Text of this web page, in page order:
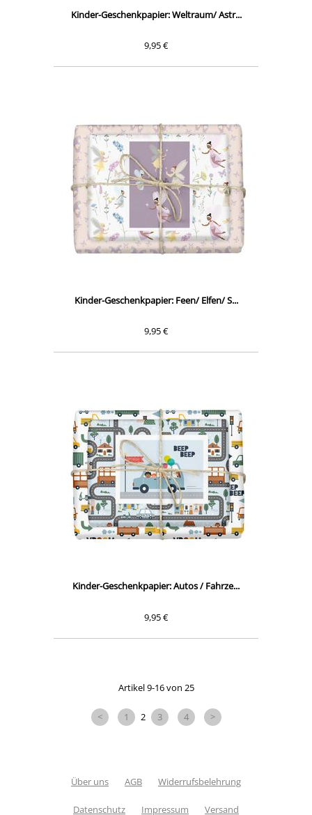
Kinder-Geschenkpapier: Weltraum/ Astr...
9,95 €
Kinder-Geschenkpapier: Feen/ Elfen/ S...
9,95 €
Kinder-Geschenkpapier: Autos / Fahrze...
9,95 €
Artikel 9-16 von 25
< 1 2 3 4 >
Über uns AGB Widerrufsbelehrung
Datenschutz Impressum Versand